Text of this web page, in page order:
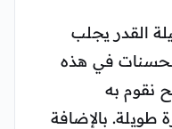
القدر يجلب
في هذه
نقوم به
طويلة. بالإضافة